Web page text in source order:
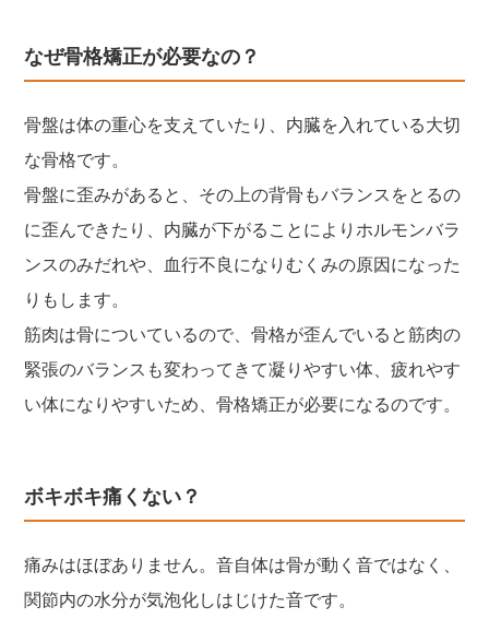
なぜ骨格矯正が必要なの？
骨盤は体の重心を支えていたり、内臓を入れている大切
な骨格です。
骨盤に歪みがあると、その上の背骨もバランスをとるの
に歪んできたり、内臓が下がることによりホルモンバラ
ンスのみだれや、血行不良になりむくみの原因になった
りもします。
筋肉は骨についているので、骨格が歪んでいると筋肉の
緊張のバランスも変わってきて凝りやすい体、疲れやす
い体になりやすいため、骨格矯正が必要になるのです。
ボキボキ痛くない？
痛みはほぼありません。音自体は骨が動く音ではなく、
関節内の水分が気泡化しはじけた音です。